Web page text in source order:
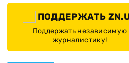
ПОДДЕРЖАТЬ
Поддержать независимую
журналистику!